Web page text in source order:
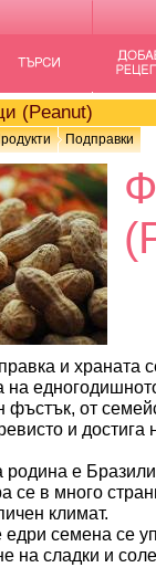
(Peanut)
Подправки
и храната
на
фъстък, от
и
родина е
се в много
климат.
едри семена се
на сладки и